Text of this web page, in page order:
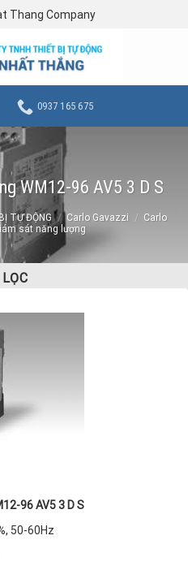
Thang Company
0937 165 675
WM12-96 AV5 3 D S
TỰ ĐỘNG / Carlo Gavazzi / Carlo
sát năng lượng
LỌC
96 AV5 3 D S
50-60Hz